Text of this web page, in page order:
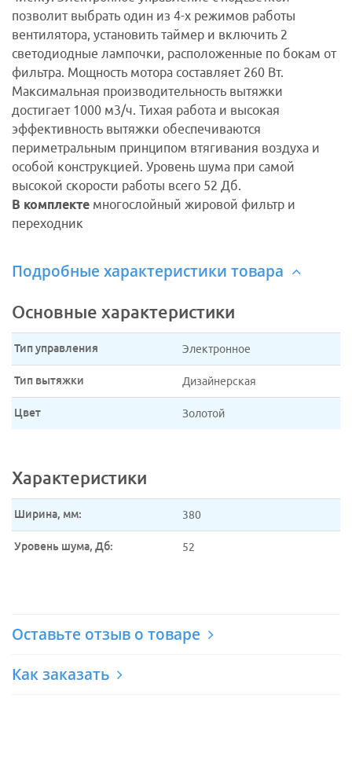
позволит выбрать один из 4-х режимов работы
вентилятора, установить таймер и включить 2
светодиодные лампочки, расположенные по бокам от
фильтра. Мощность мотора составляет 260 Вт.
Максимальная производительность вытяжки
достигает 1000 м3/ч. Тихая работа и высокая
эффективность вытяжки обеспечиваются
периметральным принципом втягивания воздуха и
особой конструкцией. Уровень шума при самой
высокой скорости работы всего 52 Дб.
В комплекте многослойный жировой фильтр и
переходник
Подробные характеристики товара
Основные характеристики
Тип управления Электронное
Тип вытяжки Дизайнерская
Цвет Золотой
Характеристики
Ширина, мм: 380
Уровень шума, Дб: 52
Оставьте отзыв о товаре
Как заказать